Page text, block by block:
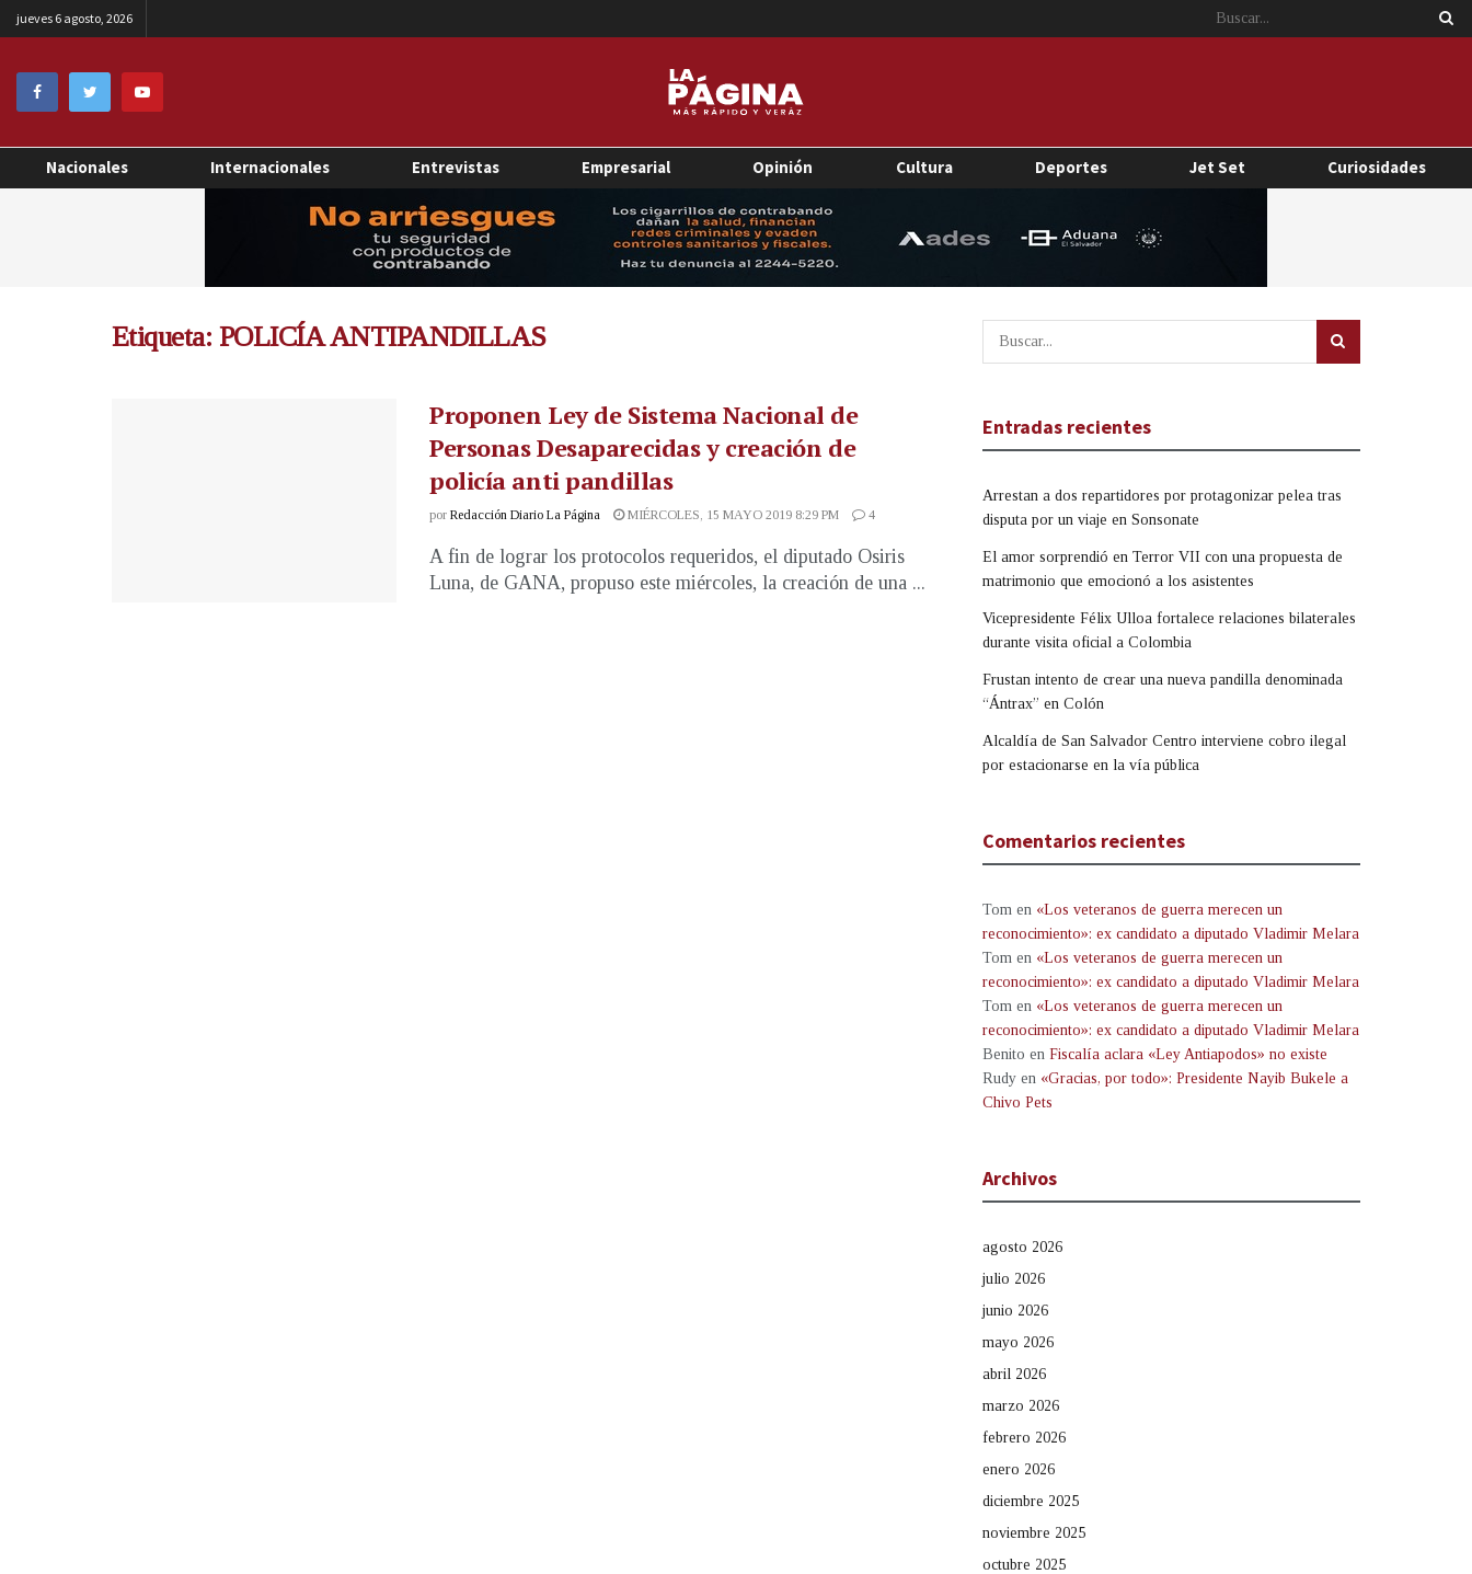
jueves 6 agosto, 2026
Nacionales Internacionales Entrevistas Empresarial Opinión Cultura Deportes Jet Set Curiosidades
Etiqueta: POLICÍA ANTIPANDILLAS
Proponen Ley de Sistema Nacional de
Personas Desaparecidas y creación de
policía anti pandillas
por Redacción Diario La Página MIÉRCOLES, 15 MAYO 2019 8:29 PM 4
A fin de lograr los protocolos requeridos, el diputado Osiris
Luna, de GANA, propuso este miércoles, la creación de una ...
Entradas recientes
Arrestan a dos repartidores por protagonizar pelea tras
disputa por un viaje en Sonsonate
El amor sorprendió en Terror VII con una propuesta de
matrimonio que emocionó a los asistentes
Vicepresidente Félix Ulloa fortalece relaciones bilaterales
durante visita oficial a Colombia
Frustan intento de crear una nueva pandilla denominada
“Ántrax” en Colón
Alcaldía de San Salvador Centro interviene cobro ilegal
por estacionarse en la vía pública
Comentarios recientes
Tom en «Los veteranos de guerra merecen un
reconocimiento»: ex candidato a diputado Vladimir Melara
Tom en «Los veteranos de guerra merecen un
reconocimiento»: ex candidato a diputado Vladimir Melara
Tom en «Los veteranos de guerra merecen un
reconocimiento»: ex candidato a diputado Vladimir Melara
Benito en Fiscalía aclara «Ley Antiapodos» no existe
Rudy en «Gracias, por todo»: Presidente Nayib Bukele a
Chivo Pets
Archivos
agosto 2026
julio 2026
junio 2026
mayo 2026
abril 2026
marzo 2026
febrero 2026
enero 2026
diciembre 2025
noviembre 2025
octubre 2025